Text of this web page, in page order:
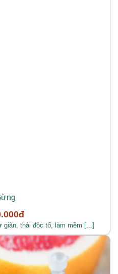
giãn, thải độc tố, làm mềm [...]